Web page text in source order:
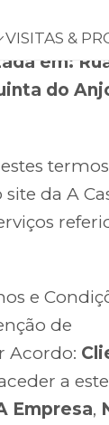
VISITAS &
em:
do
da A
e
de
Acordo:
a
Empresa,